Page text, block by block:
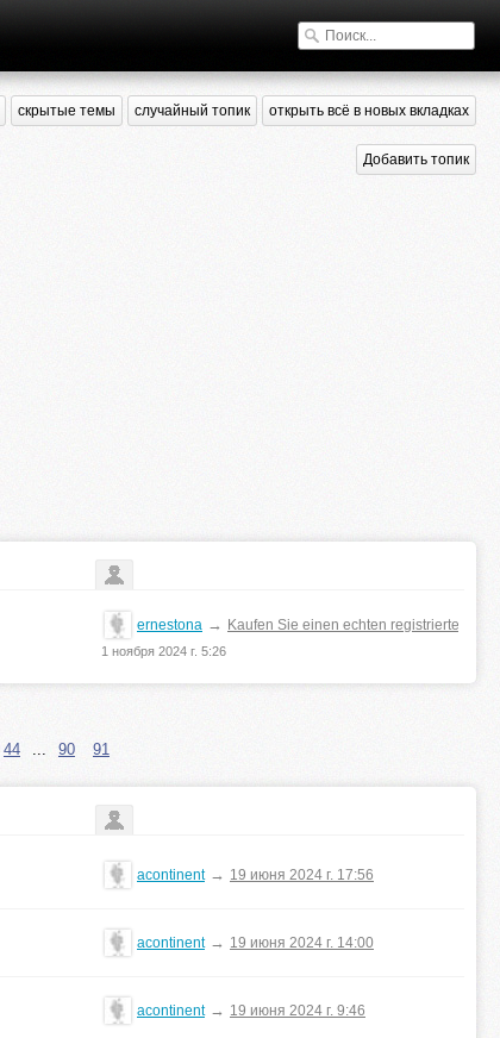
скрытые темы случайный топик открыть всё в новых вкладках
Добавить топик
ernestona → Kaufen Sie einen echten registrierten
1 ноября 2024 г. 5:26
44 ... 90 91
acontinent→ 19 июня 2024 г. 17:56
acontinent→ 19 июня 2024 г. 14:00
acontinent→ 19 июня 2024 г. 9:46